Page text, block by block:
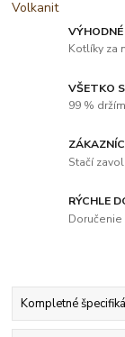
Kotlíky za
VŠETKO
99 %
Stačí
RÝCHLE
Kompletné